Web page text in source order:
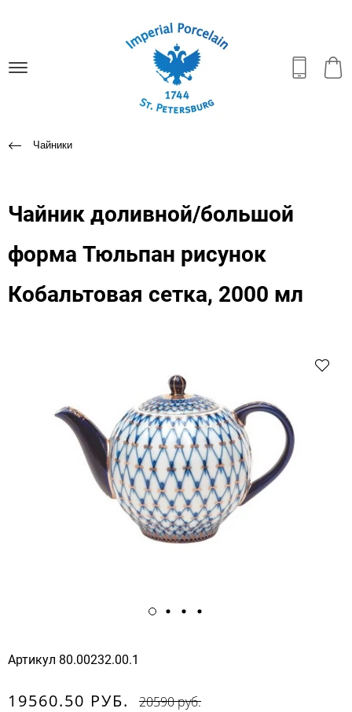
Чайники
Чайник доливной/большой
форма Тюльпан рисунок
Кобальтовая сетка, 2000 мл
Артикул 80.00232.00.1
19560.50 РУБ. 20590 руб.